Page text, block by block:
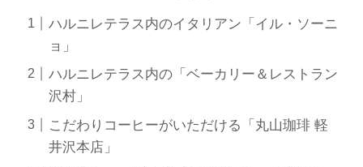
ハルニレテラス内のイタリアン「イル・ソーニ
ョ」
ハルニレテラス内の「ベーカリー＆レストラン
沢村」
こだわりコーヒーがいただける「丸山珈琲 軽
井沢本店」